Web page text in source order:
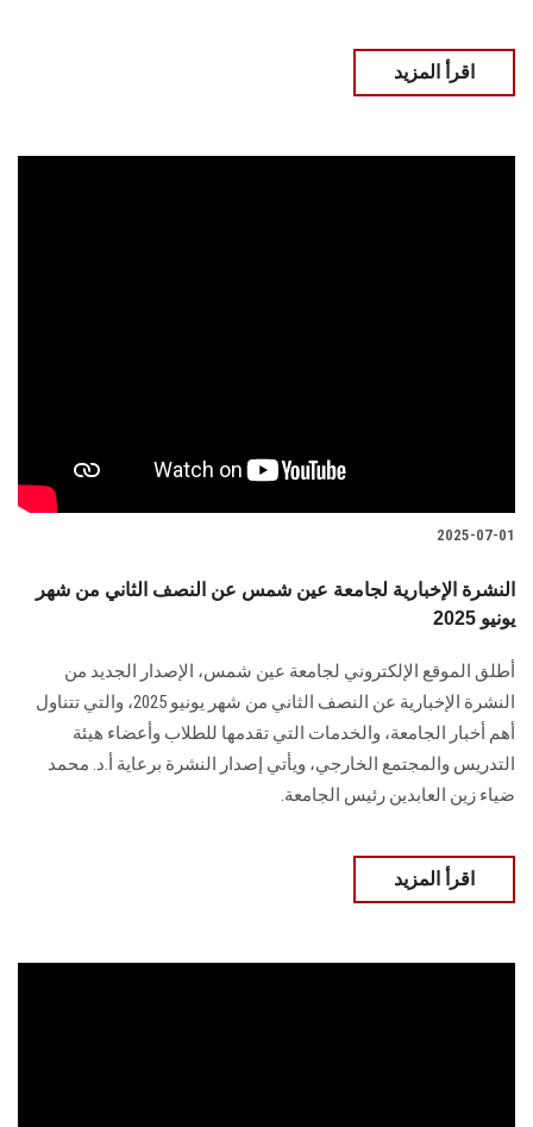
اقرأ المزيد
2025-07-01
النشرة الإخبارية لجامعة عين شمس عن النصف الثاني من شهر
يونيو 2025
أطلق الموقع الإلكتروني لجامعة عين شمس، الإصدار الجديد من
النشرة الإخبارية عن النصف الثاني من شهر يونيو 2025، والتي تتناول
أهم أخبار الجامعة، والخدمات التي تقدمها للطلاب وأعضاء هيئة
التدريس والمجتمع الخارجي، ويأتي إصدار النشرة برعاية أ.د. محمد
ضياء زين العابدين رئيس الجامعة.
اقرأ المزيد